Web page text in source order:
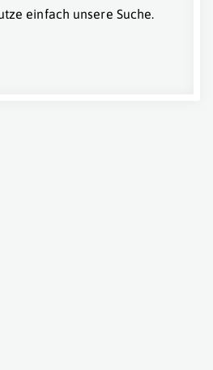
einfach unsere Suche.